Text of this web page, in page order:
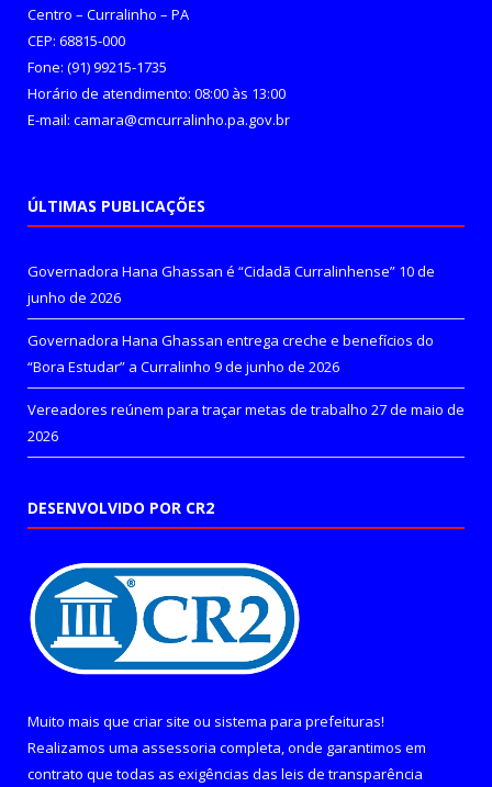
Centro – Curralinho – PA
CEP: 68815-000
Fone: (91) 99215-1735
Horário de atendimento: 08:00 às 13:00
E-mail: camara@cmcurralinho.pa.gov.br
ÚLTIMAS PUBLICAÇÕES
Governadora Hana Ghassan é “Cidadã Curralinhense” 10 de
junho de 2026
Governadora Hana Ghassan entrega creche e benefícios do
“Bora Estudar” a Curralinho 9 de junho de 2026
Vereadores reúnem para traçar metas de trabalho 27 de maio de
2026
DESENVOLVIDO POR CR2
Muito mais que criar site ou sistema para prefeituras!
Realizamos uma assessoria completa, onde garantimos em
contrato que todas as exigências das leis de transparência